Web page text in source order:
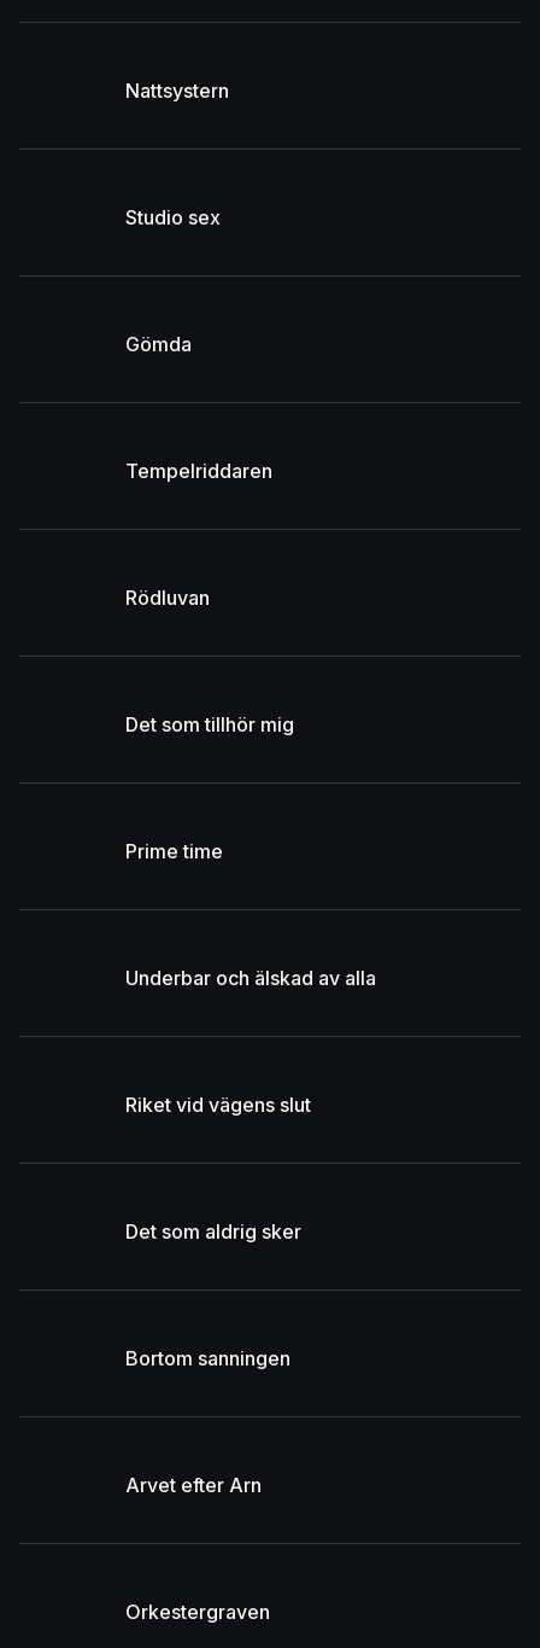
Nattsystern
Studio sex
Gömda
Tempelriddaren
Rödluvan
Det som tillhör mig
Prime time
Underbar och älskad av alla
Riket vid vägens slut
Det som aldrig sker
Bortom sanningen
Arvet efter Arn
Orkestergraven